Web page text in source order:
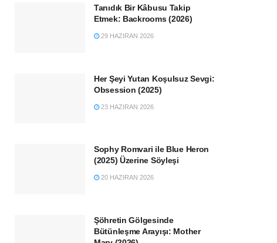
Tanıdık Bir Kâbusu Takip
Etmek: Backrooms (2026)
29 HAZIRAN 2026
Her Şeyi Yutan Koşulsuz Sevgi:
Obsession (2025)
23 HAZIRAN 2026
Sophy Romvari ile Blue Heron
(2025) Üzerine Söyleşi
20 HAZIRAN 2026
Şöhretin Gölgesinde
Bütünleşme Arayışı: Mother